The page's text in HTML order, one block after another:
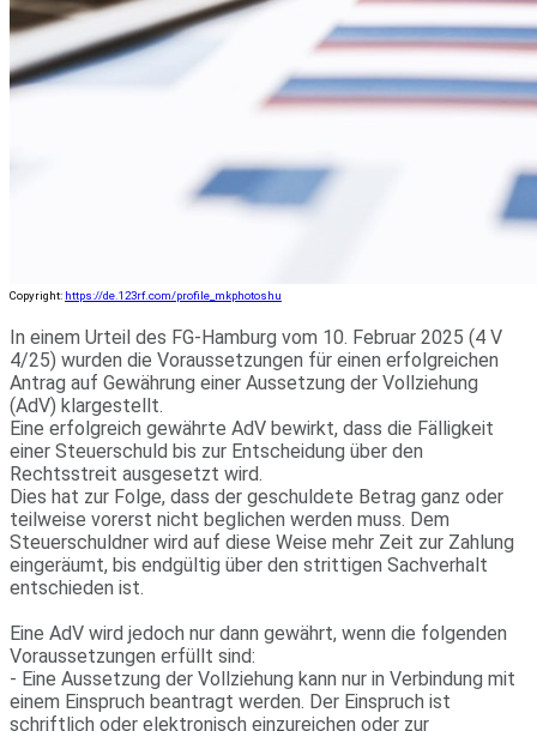
Copyright: https://de.123rf.com/profile_mkphotoshu
In einem Urteil des FG-Hamburg vom 10. Februar 2025 (4 V
4/25) wurden die Voraussetzungen für einen erfolgreichen
Antrag auf Gewährung einer Aussetzung der Vollziehung
(AdV) klargestellt.
Eine erfolgreich gewährte AdV bewirkt, dass die Fälligkeit
einer Steuerschuld bis zur Entscheidung über den
Rechtsstreit ausgesetzt wird.
Dies hat zur Folge, dass der geschuldete Betrag ganz oder
teilweise vorerst nicht beglichen werden muss. Dem
Steuerschuldner wird auf diese Weise mehr Zeit zur Zahlung
eingeräumt, bis endgültig über den strittigen Sachverhalt
entschieden ist.
Eine AdV wird jedoch nur dann gewährt, wenn die folgenden
Voraussetzungen erfüllt sind:
- Eine Aussetzung der Vollziehung kann nur in Verbindung mit
einem Einspruch beantragt werden. Der Einspruch ist
schriftlich oder elektronisch einzureichen oder zur